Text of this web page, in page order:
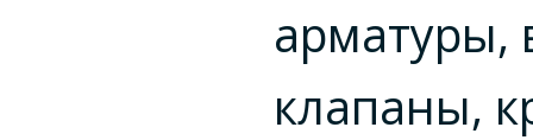
арматуры,
клапаны,